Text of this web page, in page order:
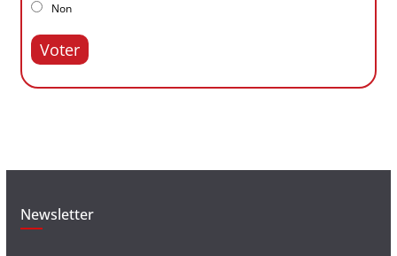
Non
Voter
Newsletter